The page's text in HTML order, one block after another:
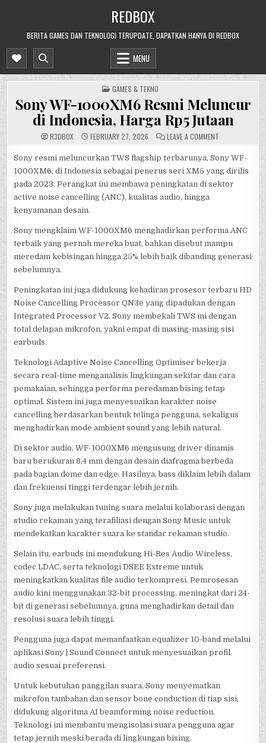
REDBOX
BERITA GAMES DAN TEKNOLOGI TERUPDATE, DAPATKAN HANYA DI REDBOX
MENU
POSTED
IN
GAMES & TEKNO
Sony WF-1000XM6 Resmi Meluncur
di Indonesia, Harga Rp5 Jutaan
R3DB0X FEBRUARY 27, 2026 LEAVE A COMMENT
1000XM6
RESMI
MELUNCUR
DI
INDONESIA,
Sony resmi meluncurkan TWS flagship terbarunya, Sony WF-
1000XM6, di Indonesia sebagai penerus seri XM5 yang dirilis
pada 2023. Perangkat ini membawa peningkatan di sektor
active noise cancelling (ANC), kualitas audio, hingga
kenyamanan desain.
Sony mengklaim WF-1000XM6 menghadirkan performa ANC
terbaik yang pernah mereka buat, bahkan disebut mampu
meredam kebisingan hingga 25% lebih baik dibanding generasi
sebelumnya.
Peningkatan ini juga didukung kehadiran prosesor terbaru HD
Noise Cancelling Processor QN3e yang dipadukan dengan
Integrated Processor V2. Sony membekali TWS ini dengan
total delapan mikrofon, yakni empat di masing-masing sisi
earbuds.
Teknologi Adaptive Noise Cancelling Optimiser bekerja
secara real-time menganalisis lingkungan sekitar dan cara
pemakaian, sehingga performa peredaman bising tetap
optimal. Sistem ini juga menyesuaikan karakter noise
cancelling berdasarkan bentuk telinga pengguna, sekaligus
menghadirkan mode ambient sound yang lebih natural.
Di sektor audio, WF-1000XM6 mengusung driver dinamis
baru berukuran 8,4 mm dengan desain diafragma berbeda
pada bagian dome dan edge. Hasilnya, bass diklaim lebih dalam
dan frekuensi tinggi terdengar lebih jernih.
Sony juga melakukan tuning suara melalui kolaborasi dengan
studio rekaman yang terafiliasi dengan Sony Music untuk
mendekatkan karakter suara ke standar rekaman studio.
Selain itu, earbuds ini mendukung Hi-Res Audio Wireless,
codec LDAC, serta teknologi DSEE Extreme untuk
meningkatkan kualitas file audio terkompresi. Pemrosesan
audio kini menggunakan 32-bit processing, meningkat dari 24-
bit di generasi sebelumnya, guna menghadirkan detail dan
resolusi suara lebih tinggi.
Pengguna juga dapat memanfaatkan equalizer 10-band melalui
aplikasi Sony | Sound Connect untuk menyesuaikan profil
audio sesuai preferensi.
Untuk kebutuhan panggilan suara, Sony menyematkan
mikrofon tambahan dan sensor bone conduction di tiap sisi,
didukung algoritma AI beamforming noise reduction.
Teknologi ini membantu mengisolasi suara pengguna agar
tetap jernih meski berada di lingkungan bising.